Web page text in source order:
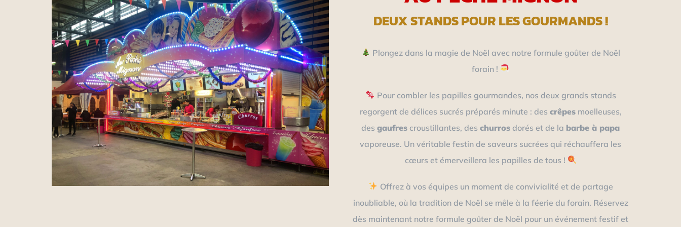
DEUX STANDS POUR LES GOURMANDS !
Plongez dans la magie de Noël avec notre formule goûter de Noël
forain !
Pour combler les papilles gourmandes, nos deux grands stands
regorgent de délices sucrés préparés minute : des crêpesmoelleuses,
desgaufres croustillantes, deschurros dorés et de la barbe à papa
vaporeuse. Un véritable festin de saveurs sucrées qui réchauffera les
cœurs et émerveillera les papilles de tous !
Offrez à vos équipes un moment de convivialité et de partage
inoubliable, où la tradition de Noël se mêle à la féerie du forain. Réservez
dès maintenant notre formule goûter de Noël pour un événement festif et